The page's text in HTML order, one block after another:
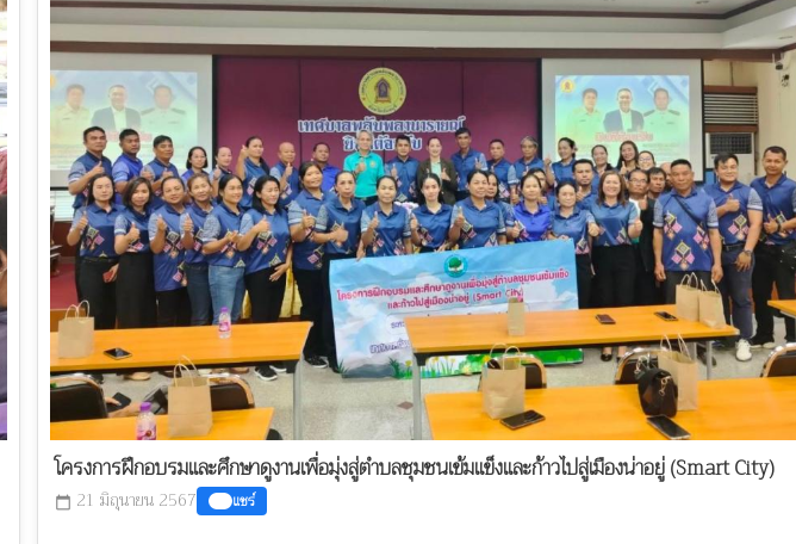
โครงการฝึกอบรมและศึกษาดูงานเพื่อมุ่งสู่ตำบลชุมชนเข้มแข็งและก้าวไปสู่เมืองน่าอยู่ (Smart City)
calendar_today 21 มิถุนายน 2567 แชร์